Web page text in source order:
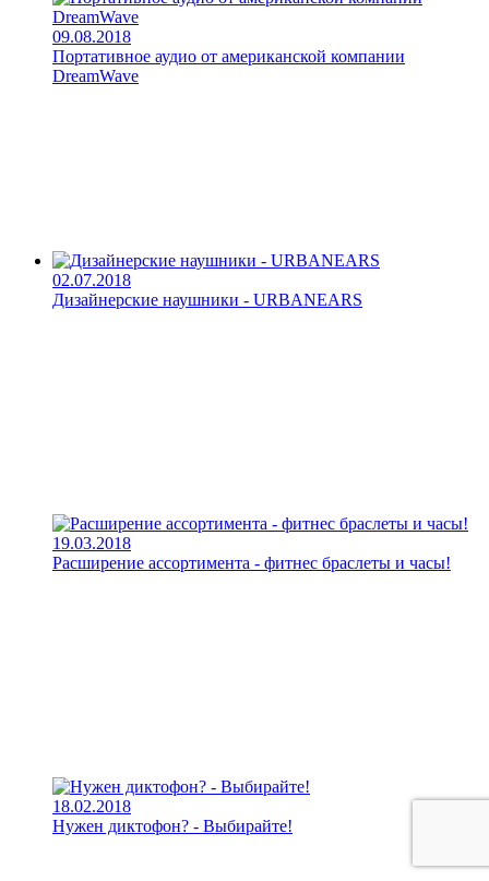
09.08.2018
Портативное аудио от американской компании
DreamWave
02.07.2018
Дизайнерские наушники - URBANEARS
19.03.2018
Расширение ассортимента - фитнес браслеты и часы!
18.02.2018
Нужен диктофон? - Выбирайте!